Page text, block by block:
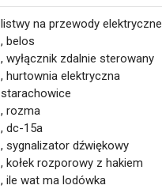
listwy na przewody elektryczne
, belos
, wyłącznik zdalnie sterowany
, hurtownia elektryczna
starachowice
, rozma
, dc-15a
, sygnalizator dźwiękowy
, kołek rozporowy z hakiem
, ile wat ma lodówka